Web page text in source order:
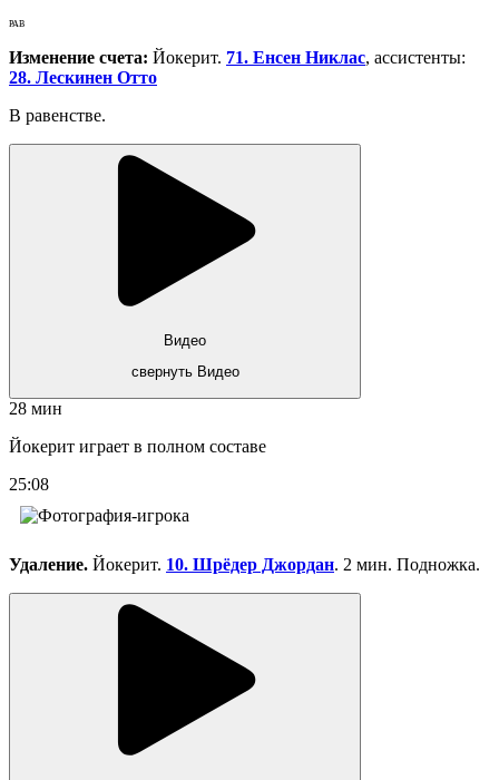
РАВ
Изменение счета: Йокерит. 71. Енсен Никлас, ассистенты:
28. Лескинен Отто
В равенстве.
Видео
свернуть Видео
28 мин
Йокерит играет в полном составе
25:08
Удаление. Йокерит. 10. Шрёдер Джордан. 2 мин. Подножка.